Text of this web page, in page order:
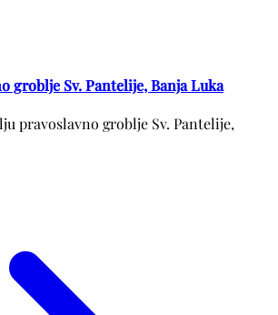
groblje Sv. Pantelije, Banja Luka
pravoslavno groblje Sv. Pantelije,